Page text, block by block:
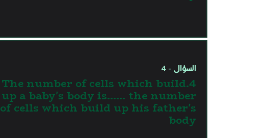
السؤال - 4
4.The number of cells which build
up a baby's body is…... the number
of cells which build up his father's
body